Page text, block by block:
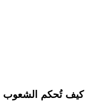
كيف تُحكم الشعوب